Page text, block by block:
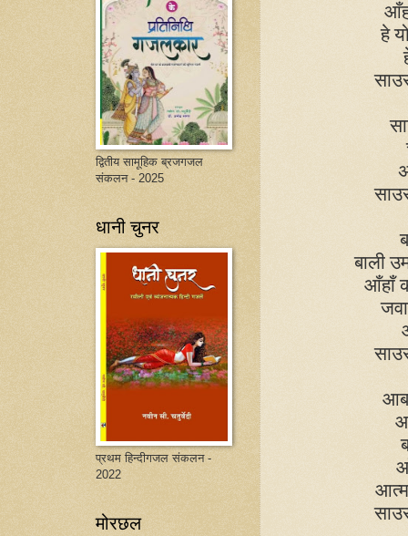
हे
बाली
आँहाँ
आब
द्वितीय सामूहिक ब्रजगजल
संकलन - 2025
धानी चुनर
प्रथम हिन्दीगजल संकलन -
2022
मोरछल